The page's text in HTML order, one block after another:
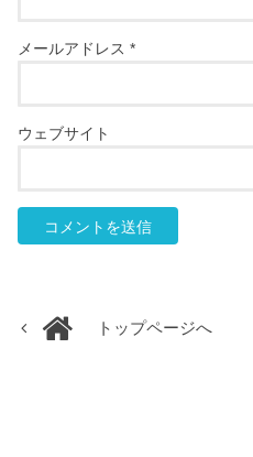
メールアドレス*
ウェブサイト
トップページへ